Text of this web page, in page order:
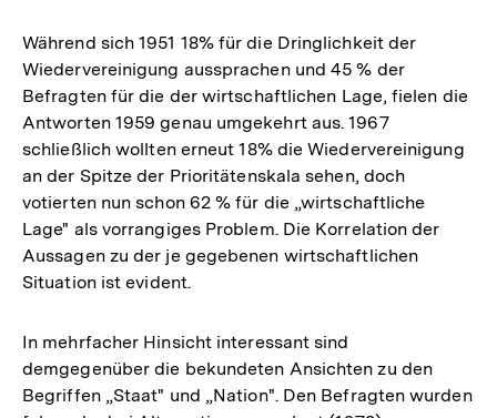
Während sich 1951 18% für die Dringlichkeit der
Wiedervereinigung aussprachen und 45 % der
Befragten für die der wirtschaftlichen Lage, fielen die
Antworten 1959 genau umgekehrt aus. 1967
schließlich wollten erneut 18% die Wiedervereinigung
an der Spitze der Prioritätenskala sehen, doch
votierten nun schon 62 % für die „wirtschaftliche
Lage" als vorrangiges Problem. Die Korrelation der
Aussagen zu der je gegebenen wirtschaftlichen
Situation ist evident.
In mehrfacher Hinsicht interessant sind
demgegenüber die bekundeten Ansichten zu den
Begriffen „Staat" und „Nation". Den Befragten wurden